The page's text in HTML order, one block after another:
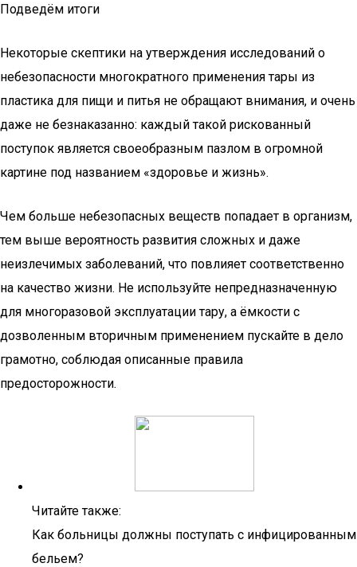
Подведём итоги
Некоторые скептики на утверждения исследований о
небезопасности многократного применения тары из
пластика для пищи и питья не обращают внимания, и очень
даже не безнаказанно: каждый такой рискованный
поступок является своеобразным пазлом в огромной
картине под названием «здоровье и жизнь».
Чем больше небезопасных веществ попадает в организм,
тем выше вероятность развития сложных и даже
неизлечимых заболеваний, что повлияет соответственно
на качество жизни. Не используйте непредназначенную
для многоразовой эксплуатации тару, а ёмкости с
дозволенным вторичным применением пускайте в дело
грамотно, соблюдая описанные правила
предосторожности.
Читайте также:
Как больницы должны поступать с инфицированным
бельем?